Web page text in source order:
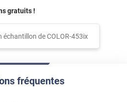
gratuits !
échantillon deCOLOR-453ix
fréquentes